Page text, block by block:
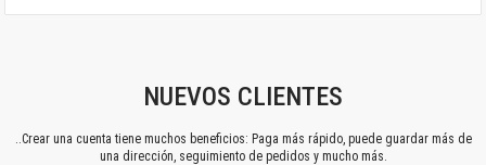
NUEVOS CLIENTES
..Crear una cuenta tiene muchos beneficios: Paga más rápido, puede guardar más de
una dirección, seguimiento de pedidos y mucho más.